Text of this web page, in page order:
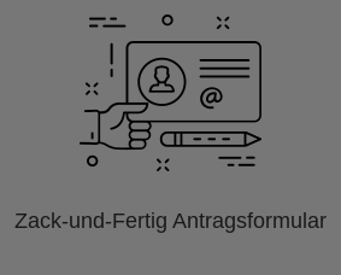
Zack-und-Fertig Antragsformular